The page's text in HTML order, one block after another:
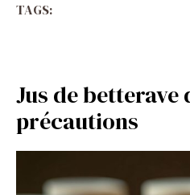
TAGS:
Jus de betterave
précautions